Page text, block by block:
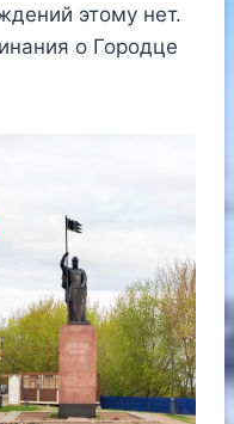
этому нет.
о Городце